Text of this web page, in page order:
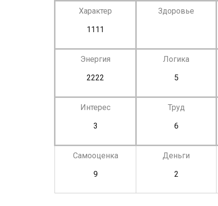
Характер
1111
Здоровье
Энергия
2222
Логика
5
Интерес
3
Труд
6
Самооценка
9
Деньги
2